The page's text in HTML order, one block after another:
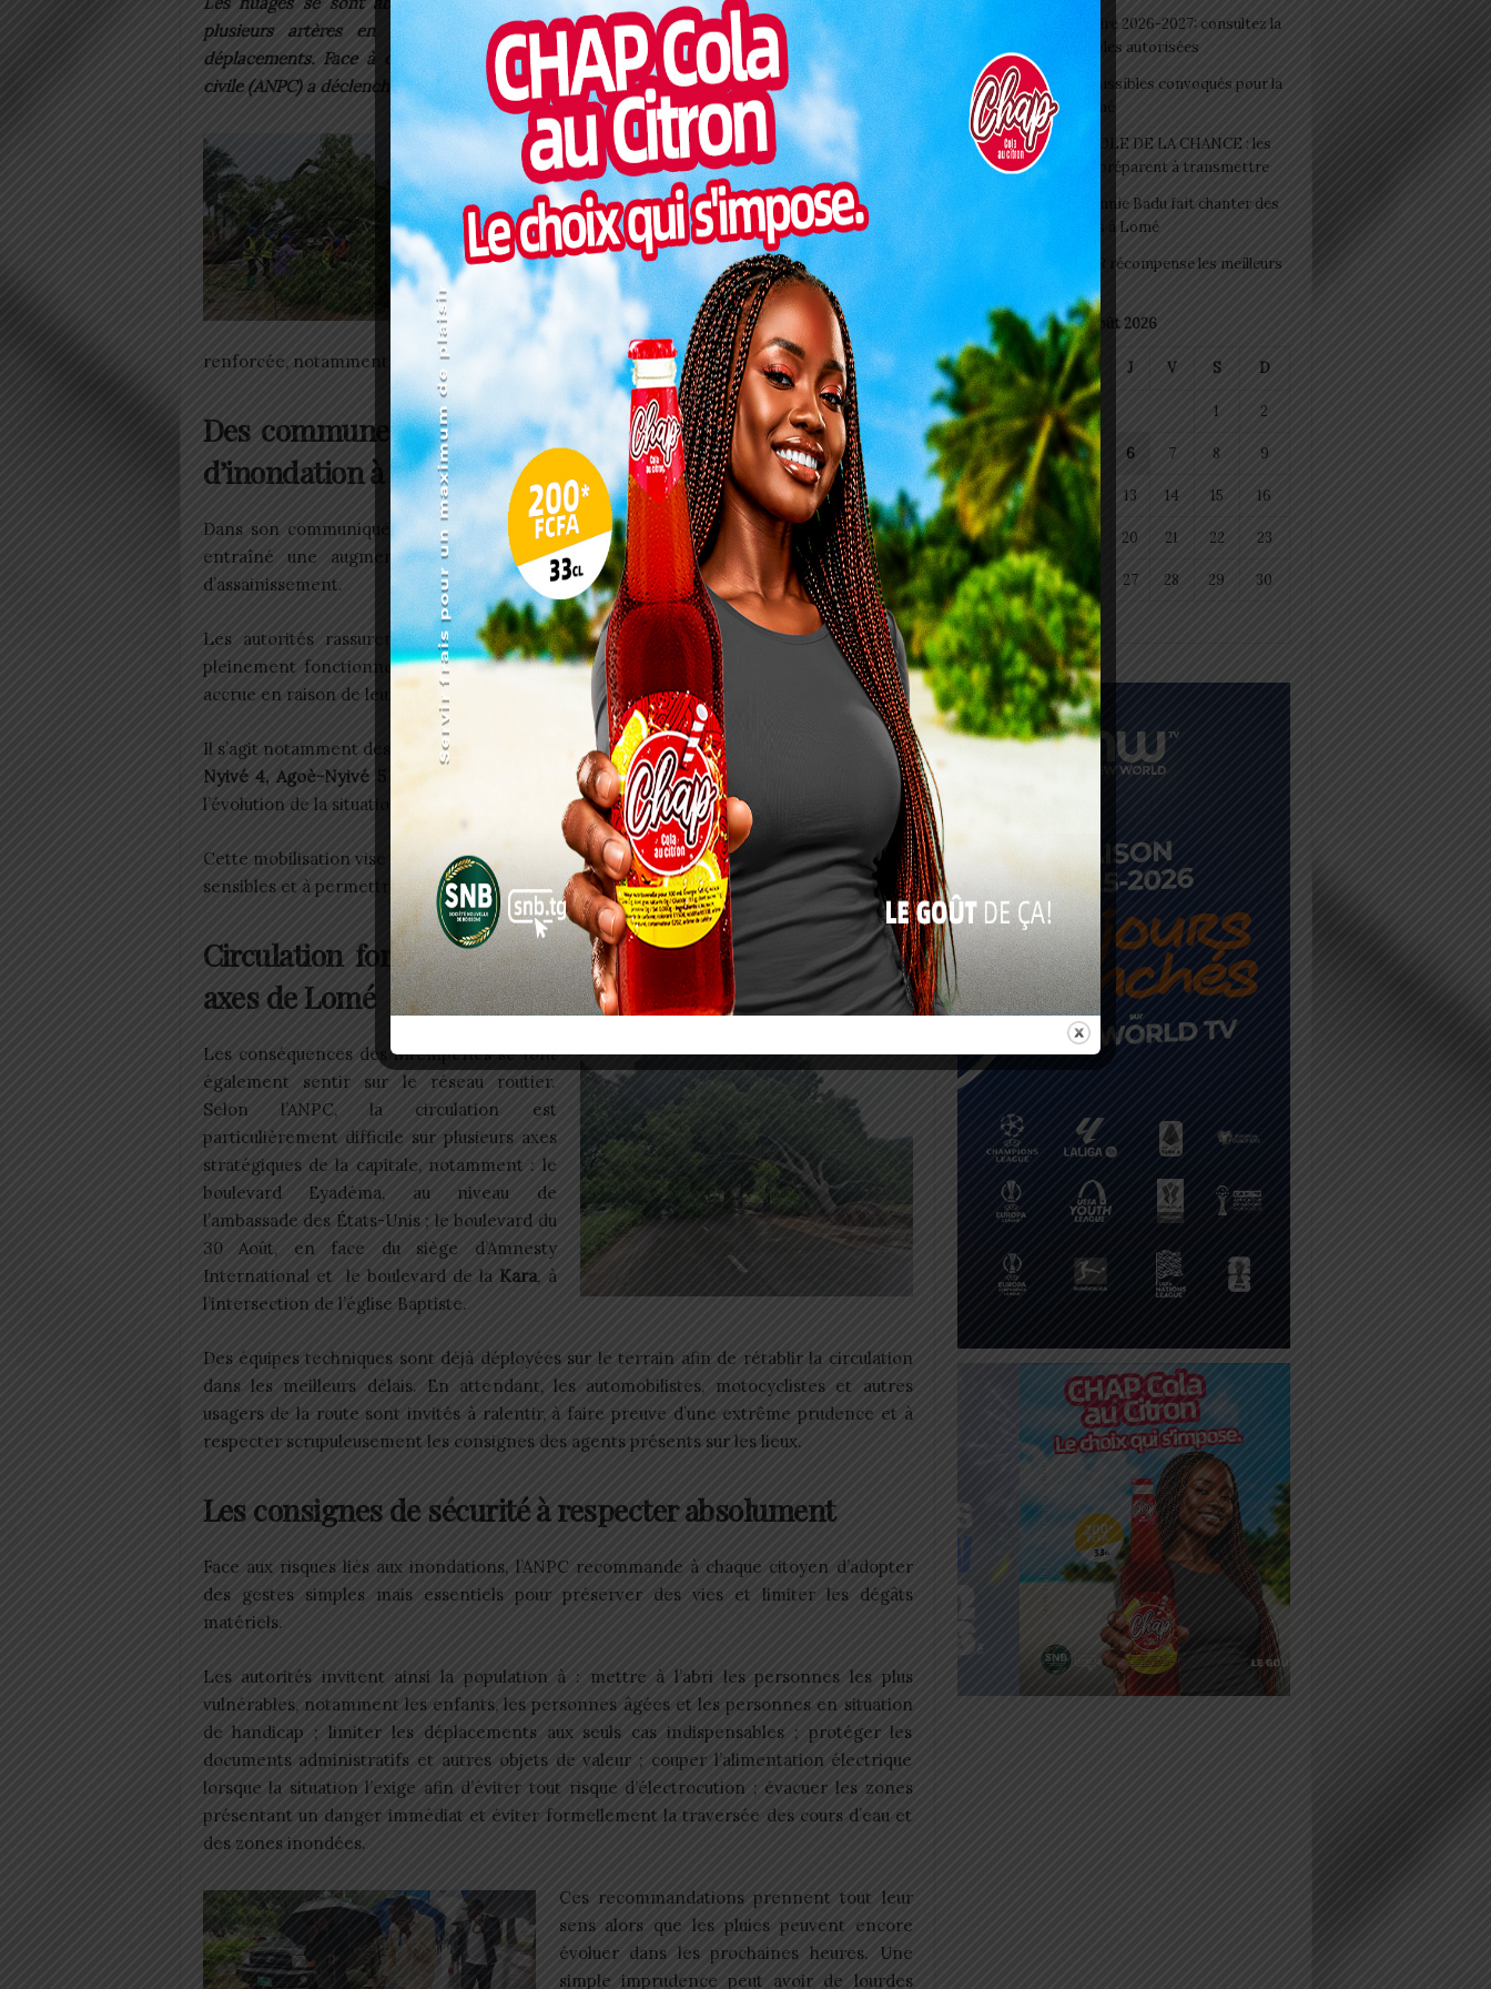
plusieurs artères en véritables cours d’eau et compliquant considérablement les
déplacements. Face à cette situation préoccupante, l’Agence nationale de la protection
civile (ANPC) a déclenché une alerte à l’attention de la population.
Lire aussi: Lomé : Mgr Isaac Jogues Gaglo
prend officiellement les rênes de
l’archidiocèse
Si le réseau d’évacuation des eaux
fonctionne normalement, la montée rapide
des eaux dans plusieurs ouvrages
d’assainissement impose une vigilance
renforcée, notamment dans les zones les plus exposées aux inondations à Lomé.
Des communes particulièrement exposées aux risques
d’inondation à Lomé
Dans son communiqué, l’ANPC indique que les fortes précipitations enregistrées ont
entraîné une augmentation significative du niveau des eaux dans les ouvrages
d’assainissement.
Les autorités rassurent toutefois que le dispositif d’évacuation des eaux demeure
pleinement fonctionnel. Néanmoins, plusieurs secteurs font l’objet d’une surveillance
accrue en raison de leur vulnérabilité.
Il s’agit notamment des communes
Golfe 2, Golfe 3, Golfe 5, Golfe 7, Agoè-Nyivé 2, Agoè-
Nyivé 4, Agoè-Nyivé 5 et Agoè-Nyivé 6
, où les équipes de la protection civile suivent
l’évolution de la situation avec une attention particulière.
Cette mobilisation vise à prévenir tout risque pour lespopulationsvivant dans ces zones
sensibles et à permettre une intervention rapide en cas d’urgence.
Circulation fortement perturbée sur plusieurs grands
axes de Lomé
Les conséquences des intempéries se font
également sentir sur le réseau routier.
Selon l’ANPC, la circulation est
particulièrement difficile sur plusieurs axes
stratégiques de la capitale, notamment : le
boulevard Eyadéma, au niveau de
l’ambassade des États-Unis ; le boulevard du
30 Août, en face du siège d’Amnesty
International et le boulevard de la Kara, à
l’intersection de l’église Baptiste.
Des équipes techniques sont déjà déployées sur le terrain afin de rétablir la circulation
dans les meilleurs délais. En attendant, les automobilistes, motocyclistes et autres
usagers de la route sont invités à ralentir, à faire preuve d’une extrême prudence et à
respecter scrupuleusement les consignes des agents présents sur les lieux.
Les consignes de sécurité à respecter absolument
Face aux risques liés aux inondations, l’ANPC recommande à chaque citoyen d’adopter
des gestes simples mais essentiels pour préserver des vies et limiter les dégâts
matériels.
Les autorités invitent ainsi la population à : mettre à l’abri les personnes les plus
vulnérables, notamment les enfants, les personnes âgées et les personnes en situation
de handicap ; limiter les déplacements aux seuls cas indispensables ; protéger les
documents administratifs et autres objets de valeur ; couper l’alimentation électrique
lorsque la situation l’exige afin d’éviter tout risque d’électrocution ; évacuer les zones
présentant un danger immédiat et éviter formellement la traversée des cours d’eau et
des zones inondées.
Ces recommandations prennent tout leur
sens alors que les pluies peuvent encore
évoluer dans les prochaines heures. Une
simple imprudence peut avoir de lourdes
Togo/ Rentrée scolaire 2026-2027: consultez la
liste officielle des écoles autorisées
ESSAL 2026 : les admissibles convoqués pour la
visite médicale à Lomé
SWEDD+ Togo / ECOLE DE LA CHANCE : les
maitres-artisans se préparent à transmettre
Glory Night 2026: Sonnie Badu fait chanter des
milliers de personnes à Lomé
Vogan : AGRI-ESPOIR récompense les meilleurs
août 2026
L M M J V S D
1 2
3 4 5 6 7 8 9
10 11 12 13 14 15 16
17 18 20 21 22 23
24 25 26 27 28 29 30
31
« Juil